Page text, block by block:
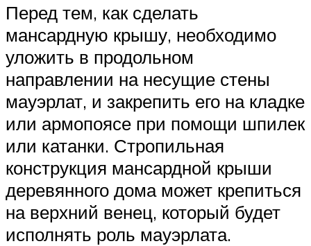
Перед тем, как сделать
мансардную крышу, необходимо
уложить в продольном
направлении на несущие стены
мауэрлат, и закрепить его на кладке
или армопоясе при помощи шпилек
или катанки. Стропильная
конструкция мансардной крыши
деревянного дома может крепиться
на верхний венец, который будет
исполнять роль мауэрлата.